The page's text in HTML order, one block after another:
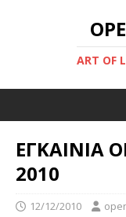
ART OF
ΕΓΚΑΙΝΙΑ
2010
12/12/2010